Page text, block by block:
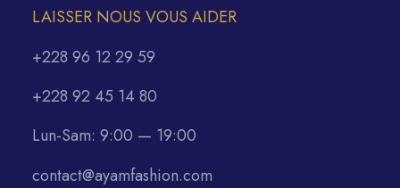
LAISSER NOUS VOUS AIDER
+228 96 12 29 59
+228 92 45 14 80
Lun-Sam: 9:00 — 19:00
contact@ayamfashion.com